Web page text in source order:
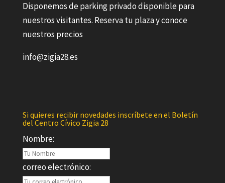
Disponemos de parking privado disponible para
nuestros visitantes. Reserva tu plaza y conoce
nuestros precios
info@zigia28.es
Si quieres recibir novedades inscríbete en el Boletín
del Centro Cívico Zigia 28
Nombre:
correo electrónico: